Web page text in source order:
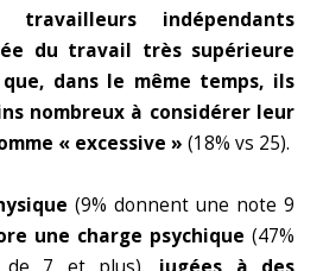
travailleurs indépendants
du travail très supérieure
dans le même temps, ils
nombreux à considérer leur
« excessive » (18% vs 25).
(9% donnent une note 9
une charge psychique (47%